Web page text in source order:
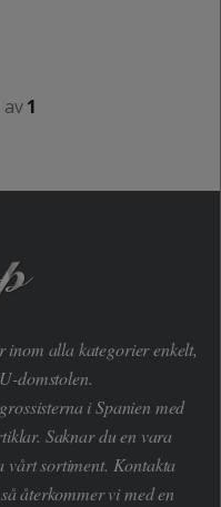
av1
alla kategorier enkelt,
domstolen.
i Spanien med
Saknar du en vara
vårt sortiment. Kontakta
så återkommer vi med en